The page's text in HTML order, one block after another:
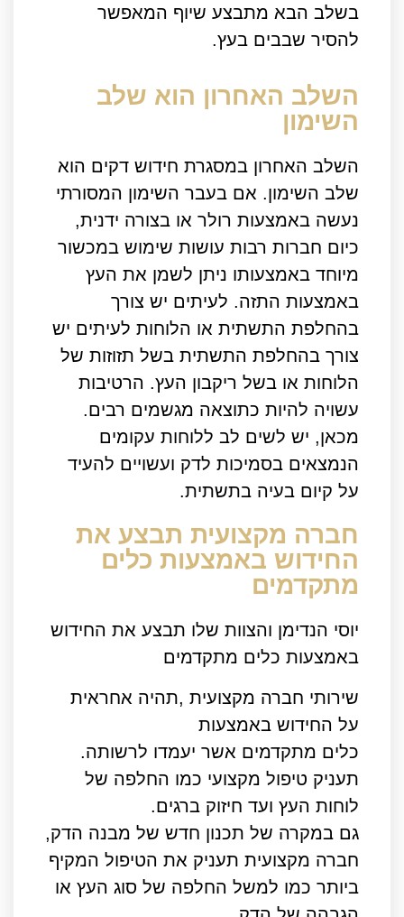
בשלב הבא מתבצע שיוף המאפשר
להסיר שבבים בעץ.
השלב האחרון הוא שלב
השימון
השלב האחרון במסגרת חידוש דקים הוא
שלב השימון. אם בעבר השימון המסורתי
נעשה באמצעות רולר או בצורה ידנית,
כיום חברות רבות עושות שימוש במכשור
מיוחד באמצעותו ניתן לשמן את העץ
באמצעות התזה. לעיתים יש צורך
בהחלפת התשתית או הלוחות לעיתים יש
צורך בהחלפת התשתית בשל תזוזות של
הלוחות או בשל ריקבון העץ. הרטיבות
עשויה להיות כתוצאה מגשמים רבים.
מכאן, יש לשים לב ללוחות עקומים
הנמצאים בסמיכות לדק ועשויים להעיד
על קיום בעיה בתשתית.
חברה מקצועית תבצע את
החידוש באמצעות כלים
מתקדמים
יוסי הנדימן והצוות שלו תבצע את החידוש
באמצעות כלים מתקדמים
שירותי חברה מקצועית ,תהיה אחראית
על החידוש באמצעות
כלים מתקדמים אשר יעמדו לרשותה.
תעניק טיפול מקצועי כמו החלפה של
לוחות העץ ועד חיזוק ברגים.
גם במקרה של תכנון חדש של מבנה הדק,
חברה מקצועית תעניק את הטיפול המקיף
ביותר כמו למשל החלפה של סוג העץ או